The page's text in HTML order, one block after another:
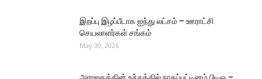
இறப்பு இழப்பீடாக ஐந்து லட்சம் – ஊராட்சி
செயலாளர்கள் சங்கம்
May 30, 2026